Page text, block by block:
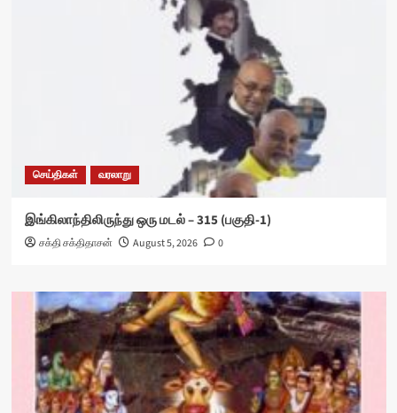
செய்திகள் வரலாறு
இங்கிலாந்திலிருந்து ஒரு மடல் – 315 (பகுதி-1)
சக்தி சக்திதாசன் August 5, 2026 0